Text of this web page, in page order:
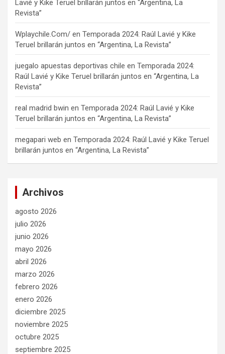
Lavié y Kike Teruel brillarán juntos en “Argentina, La
Revista”
Wplaychile.Com/ en Temporada 2024: Raúl Lavié y Kike
Teruel brillarán juntos en “Argentina, La Revista”
juegalo apuestas deportivas chile en Temporada 2024:
Raúl Lavié y Kike Teruel brillarán juntos en “Argentina, La
Revista”
real madrid bwin en Temporada 2024: Raúl Lavié y Kike
Teruel brillarán juntos en “Argentina, La Revista”
megapari web en Temporada 2024: Raúl Lavié y Kike Teruel
brillarán juntos en “Argentina, La Revista”
Archivos
agosto 2026
julio 2026
junio 2026
mayo 2026
abril 2026
marzo 2026
febrero 2026
enero 2026
diciembre 2025
noviembre 2025
octubre 2025
septiembre 2025